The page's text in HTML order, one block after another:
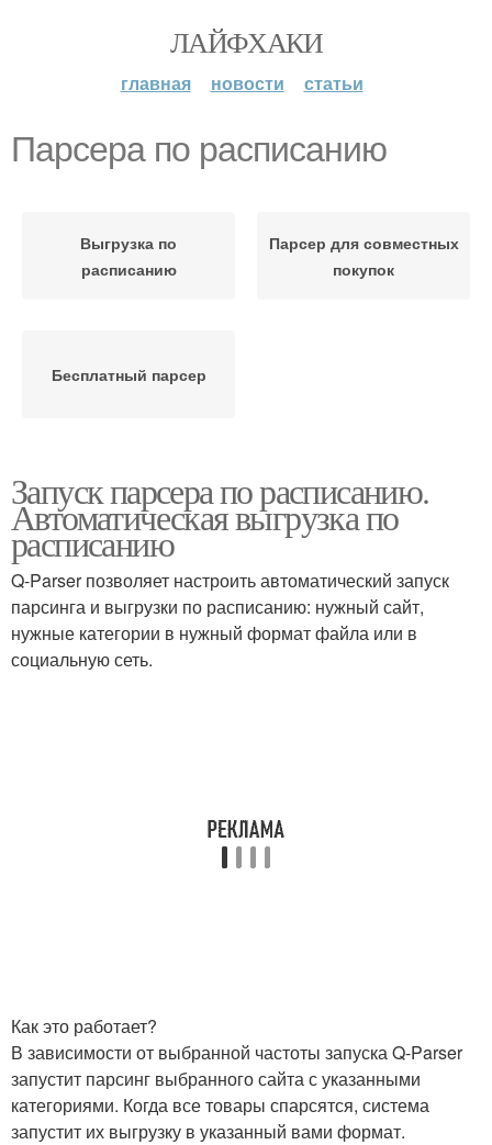
ЛАЙФХАКИ
главная новости статьи
Парсера по расписанию
Выгрузка по
расписанию
Парсер для совместных
покупок
Бесплатный парсер
Запуск парсера по расписанию.
Автоматическая выгрузка по
расписанию
Q-Parser позволяет настроить автоматический запуск
парсинга и выгрузки по расписанию: нужный сайт,
нужные категории в нужный формат файла или в
социальную сеть.
Как это работает?
В зависимости от выбранной частоты запуска Q-Parser
запустит парсинг выбранного сайта с указанными
категориями. Когда все товары спарсятся, система
запустит их выгрузку в указанный вами формат.